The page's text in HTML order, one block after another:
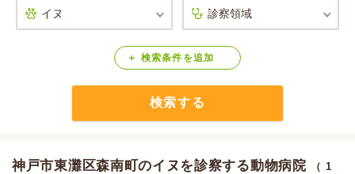
口コミ検索
Calooペットとは？ 検索条件 を追加
検索する
神戸市東灘区森南町のイヌを診察する動物病院
（ 1